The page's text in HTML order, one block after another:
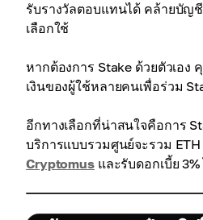
รับรางวัลตอบแทนได้ คล้ายบัญ
เลือกใช้
หากต้องการ Stake ด้วยตัวเอ
เงินของผู้ใช้หลายคนเพื่อร่วม
อีกทางเลือกที่น่าสนใจคือการ
บริการแบบรวมศูนย์จะรวม
Cryptomusและรับดอกเบี้ย 3%